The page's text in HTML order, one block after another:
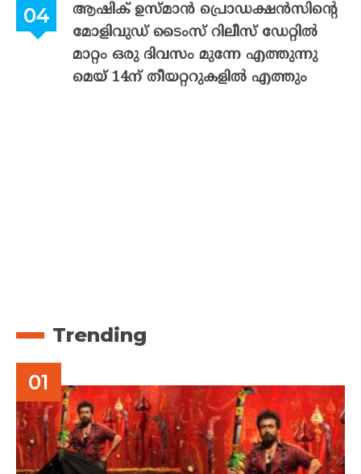
ആഷിക് ഉസ്മാൻ പ്രൊഡക്ഷൻസിന്റെ
മോളിവുഡ് ടൈംസ് റിലീസ് ഡേറ്റിൽ
മാറ്റം ഒരു ദിവസം മുന്നേ എത്തുന്നു
മെയ് 14ന് തീയറ്ററുകളിൽ എത്തും
Trending